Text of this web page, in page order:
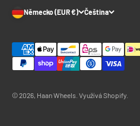
Německo (EUR €) Čeština
© 2026, Haan Wheels. Využívá Shopify.